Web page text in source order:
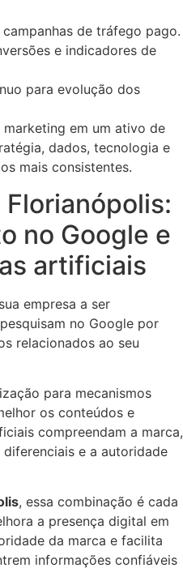
de tráfego pago.
e indicadores de
para evolução dos
em um ativo de
dados, tecnologia e
mais consistentes.
Florianópolis:
no Google e
artificiais
empresa a ser
no Google por
relacionados ao seu
para mecanismos
os conteúdos e
compreendam a marca,
e a autoridade
, essa combinação é cada
a presença digital em
da marca e facilita
informações confiáveis